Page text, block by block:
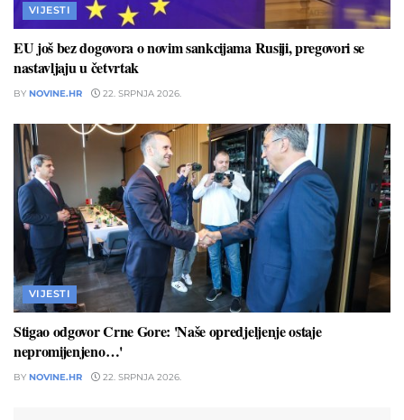
VIJESTI
EU još bez dogovora o novim sankcijama Rusiji, pregovori se
nastavljaju u četvrtak
BY NOVINE.HR 22. SRPNJA 2026.
VIJESTI
Stigao odgovor Crne Gore: 'Naše opredjeljenje ostaje
nepromijenjeno…'
BY NOVINE.HR 22. SRPNJA 2026.